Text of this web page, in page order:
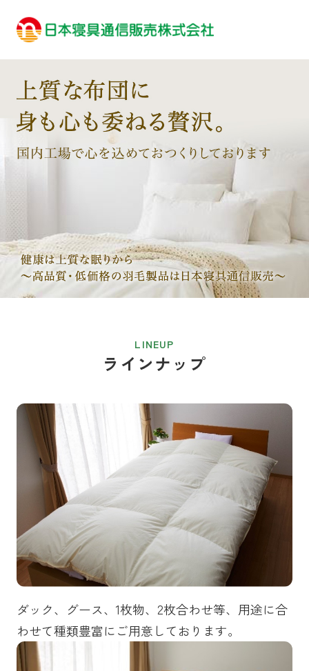
ラインナップ
ダック、グース、1枚物、2枚合わせ等、用途に合
わせて種類豊富にご用意しております。